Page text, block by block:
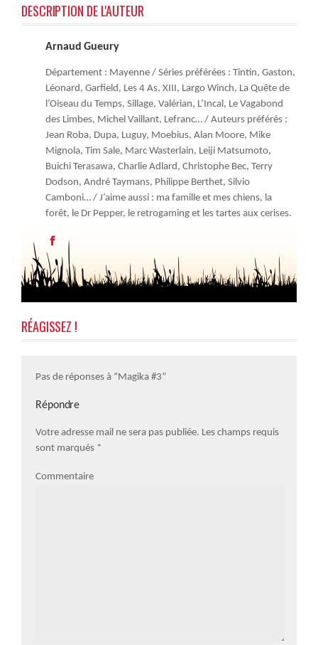
DESCRIPTION DE L'AUTEUR
Arnaud Gueury
Département : Mayenne / Séries préférées : Tintin, Gaston,
Léonard, Garfield, Les 4 As, XIII, Largo Winch, La Quête de
l’Oiseau du Temps, Sillage, Valérian, L’Incal, Le Vagabond
des Limbes, Michel Vaillant, Lefranc… / Auteurs préférés :
Jean Roba, Dupa, Luguy, Moebius, Alan Moore, Mike
Mignola, Tim Sale, Marc Wasterlain, Leiji Matsumoto,
Buichi Terasawa, Charlie Adlard, Christophe Bec, Terry
Dodson, André Taymans, Philippe Berthet, Silvio
Camboni… / J’aime aussi : ma famille et mes chiens, la
forêt, le Dr Pepper, le retrogaming et les tartes aux cerises.
RÉAGISSEZ !
Pas de réponses à “Magika #3”
Répondre
Votre adresse mail ne sera pas publiée. Les champs requis
sont marqués *
Commentaire